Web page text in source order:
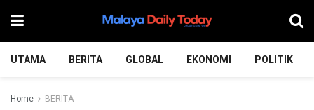
UTAMA BERITA GLOBAL EKONOMI POLITIK
Home BERITA